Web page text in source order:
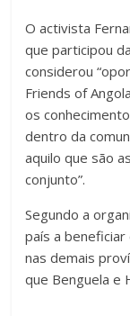
O activista
que participou
considerou
Friends of
os
dentro da
aquilo que são
conjunto”.
Segundo a
país a
nas demais
que Benguela e